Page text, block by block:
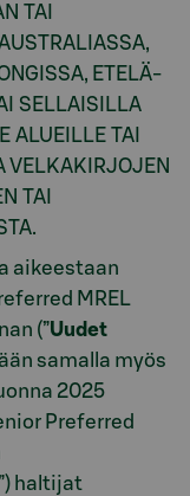
TAI
ETELÄ-
SELLAISILLA
ALUEILLE TAI
VELKAKIRJOJEN
TAI
aikeestaan
MREL
(”Uudet
samalla myös
2025
Preferred
haltijat